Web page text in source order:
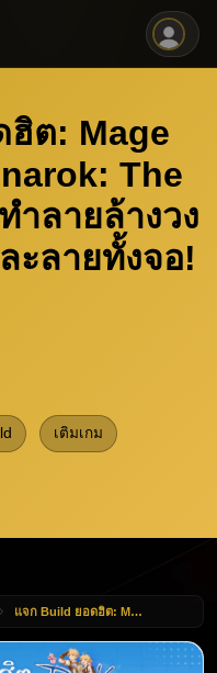
ต: Mage
The
ำลายล้างวง
ะลายทั้งจอ!
เติมเกม
แจก Build ยอดฮิต: Mage สายเวทหมู่ Ragnarok: The New World พลังทำลายล้างวงกว้าง มอนสเตอร์ละลายทั้งจอ!